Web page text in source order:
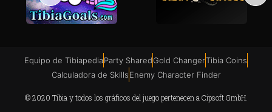
Equipo de TibiapediaParty SharedGold ChangerTibia Coins
Calculadora de SkillsEnemy Character Finder
© 2020 Tibia y todos los gráficos del juego pertenecen a Cipsoft GmbH.